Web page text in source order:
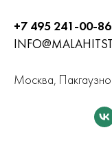
+7 495 241-00-86
Москва,